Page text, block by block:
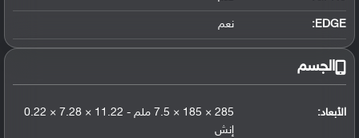
EDGE: نعم
الجسم
الأبعاد:
285 × 185 × 7.5 ملم - 11.22 × 7.28 × 0.22
إنش